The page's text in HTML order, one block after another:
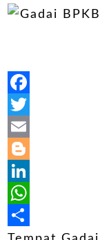
Facebook
Twitter
Email
Blogger
LinkedIn
WhatsApp
Share